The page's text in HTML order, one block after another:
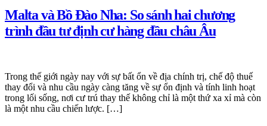
Malta và Bồ Đào Nha: So sánh hai chương
trình đầu tư định cư hàng đầu châu Âu
Trong thế giới ngày nay với sự bất ổn về địa chính trị, chế độ thuế
thay đổi và nhu cầu ngày càng tăng về sự ổn định và tính linh hoạt
trong lối sống, nơi cư trú thay thế không chỉ là một thứ xa xỉ mà còn
là một nhu cầu chiến lược. […]